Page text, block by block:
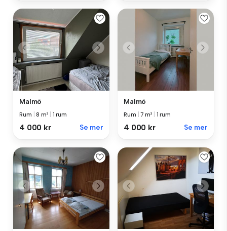
Malmö
Rum |8 m² 1 rum
4 000 kr Se mer
Malmö
Rum |7 m² 1 rum
4 000 kr Se mer